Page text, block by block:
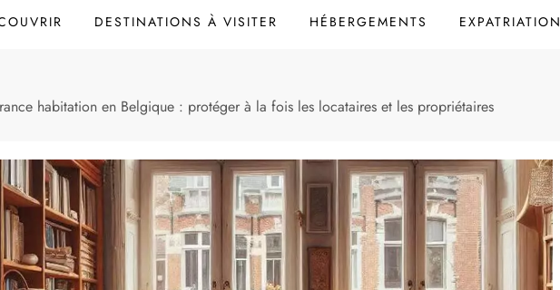
DESTINATIONS À VISITER HÉBERGEMENTS EXPATRIATION
habitation en Belgique : protéger à la fois les locataires et les propriétaires